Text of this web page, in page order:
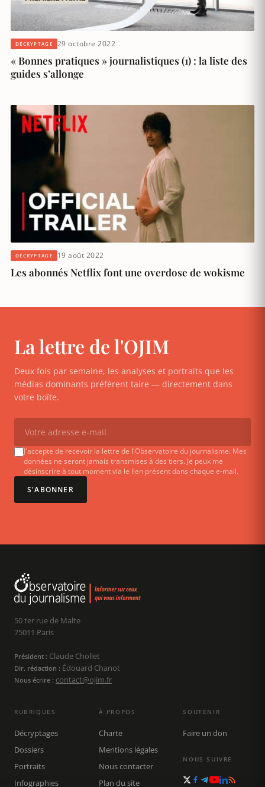
DÉCRYPTAGE 29 octobre 2022
« Bonnes pratiques » journalistiques (1) : la liste des
guides s’allonge
DÉCRYPTAGE 19 août 2022
Les abonnés Netflix font une overdose de wokisme
La lettre de l'OJIM
Deux fois par semaine, les analyses et portraits que les
médias dominants préfèrent taire — directement dans
votre boîte.
J'accepte de recevoir la lettre de l'Observatoire du journalisme. Mes
données ne seront jamais transmises à des tiers. Je peux me
désinscrire à tout moment via le lien présent dans chaque e-mail.
S'ABONNER
50 ter rue de Malte
75011 Paris
Président : Claude Chollet
Dir. rédaction : Édouard Chanot
Nous écrire : contact@ojim.fr
RUBRIQUES
Décryptages
Dossiers
Portraits
Infographies
À PROPOS
Charte
Mentions légales
Nous contacter
Plan du site
SOUTENIR
Faire un don
NOUS SUIVRE